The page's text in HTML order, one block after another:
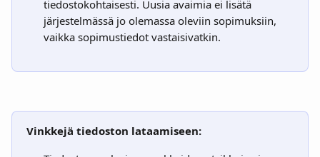
tiedostokohtaisesti. Uusia avaimia ei lisätä
järjestelmässä jo olemassa oleviin sopimuksiin,
vaikka sopimustiedot vastaisivatkin.
Vinkkejä tiedoston lataamiseen: